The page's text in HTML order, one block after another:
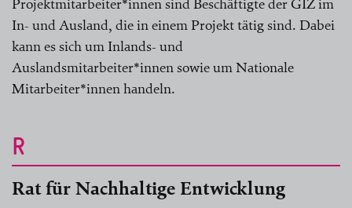
Projektmitarbeiter*innen sind Beschäftigte der GIZ im
In- und Ausland, die in einem Projekt tätig sind. Dabei
kann es sich um Inlands- und
Auslandsmitarbeiter*innen sowie um Nationale
Mitarbeiter*innen handeln.
R
Rat für Nachhaltige Entwicklung